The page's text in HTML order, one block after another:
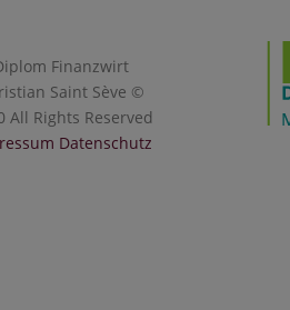
Finanzwirt
Saint Sève ©
All Rights Reserved
Datenschutz